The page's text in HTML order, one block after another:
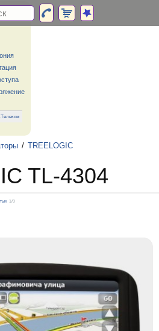
/ TREELOGIC
TL-4304
1/0